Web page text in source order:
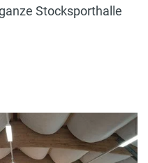
Stocksporthalle